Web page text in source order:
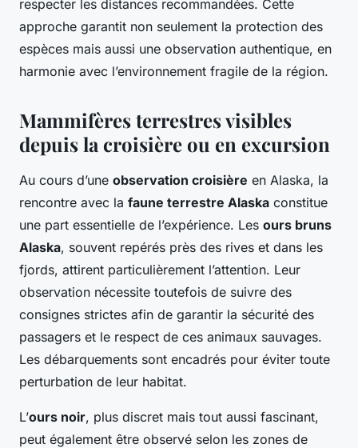
respecter les distances recommandées. Cette
approche garantit non seulement la protection des
espèces mais aussi une observation authentique, en
harmonie avec l’environnement fragile de la région.
Mammifères terrestres visibles
depuis la croisière ou en excursion
Au cours d’une observation croisière en Alaska, la
rencontre avec la faune terrestre Alaska constitue
une part essentielle de l’expérience. Les ours bruns
Alaska, souvent repérés près des rives et dans les
fjords, attirent particulièrement l’attention. Leur
observation nécessite toutefois de suivre des
consignes strictes afin de garantir la sécurité des
passagers et le respect de ces animaux sauvages.
Les débarquements sont encadrés pour éviter toute
perturbation de leur habitat.
L’ours noir, plus discret mais tout aussi fascinant,
peut également être observé selon les zones de